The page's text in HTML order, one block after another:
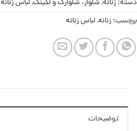
دسته: زنانه, شلوار، شلوارک و لگینگ,لباس زنانه
برچسب: زنانه,لباس زنانه
توضیحات